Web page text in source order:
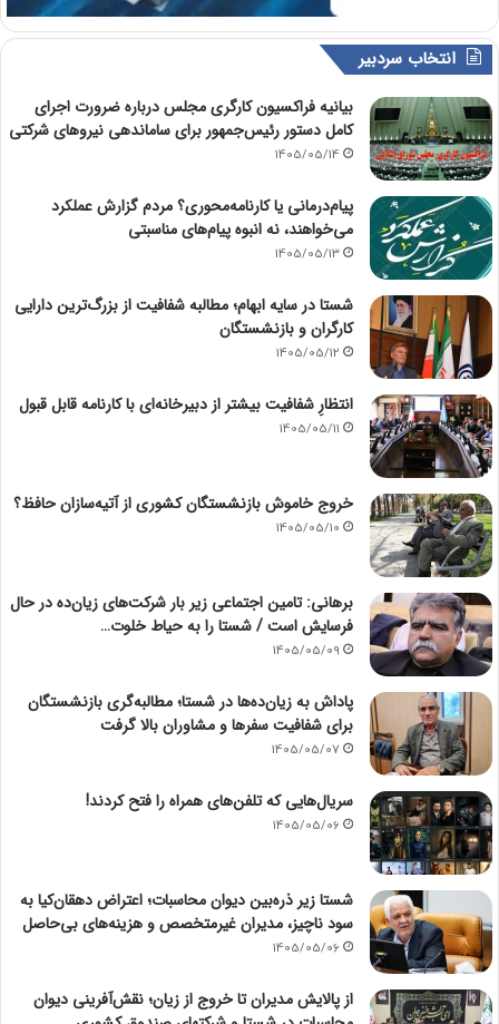
انتخاب سردبیر
بیانیه فراکسیون کارگری مجلس درباره ضرورت اجرای
کامل دستور رئیس‌جمهور برای ساماندهی نیروهای شرکتی
1405/05/14
پیام‌درمانی یا کارنامه‌محوری؟ مردم گزارش عملکرد
می‌خواهند، نه انبوه پیام‌های مناسبتی
1405/05/13
شستا در سایه ابهام؛ مطالبه شفافیت از بزرگ‌ترین دارایی
کارگران و بازنشستگان
1405/05/12
انتظارِ شفافیت بیشتر از دبیرخانه‌ای با کارنامه قابل قبول
1405/05/11
خروج خاموش بازنشستگان کشوری از آتیه‌سازان حافظ؟
1405/05/10
برهانی: تامین اجتماعی زیر بار شرکت‌های زیان‌ده در حال
فرسایش است / شستا را به حیاط خلوت…
1405/05/09
پاداش به زیان‌ده‌ها در شستا؛ مطالبه‌گری بازنشستگان
برای شفافیت سفرها و مشاوران بالا گرفت
1405/05/07
سریال‌هایی که تلفن‌های همراه را فتح کردند!
1405/05/06
شستا زیر ذره‌بین دیوان محاسبات؛ اعتراض دهقان‌کیا به
سود ناچیز، مدیران غیرمتخصص و هزینه‌های بی‌حاصل
1405/05/06
از پالایش مدیران تا خروج از زیان؛ نقش‌آفرینی دیوان